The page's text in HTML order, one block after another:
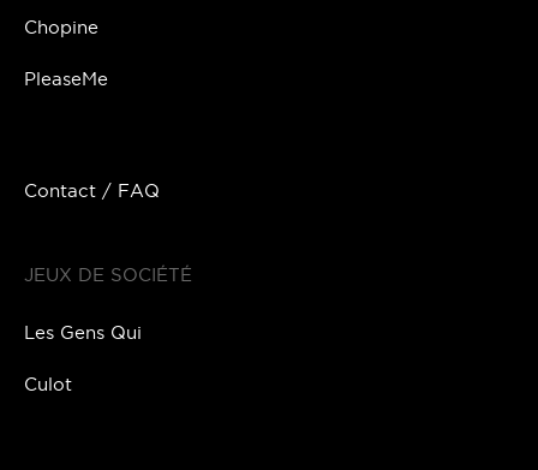
Chopine
PleaseMe
Contact / FAQ
JEUX DE SOCIÉTÉ
Les Gens Qui
Culot